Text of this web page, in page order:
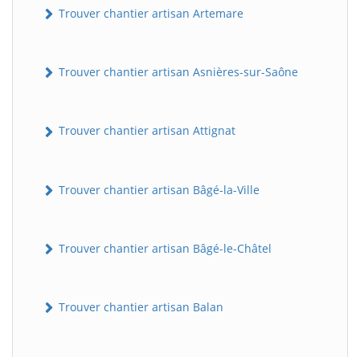
Trouver chantier artisan Artemare
Trouver chantier artisan Asnières-sur-Saône
Trouver chantier artisan Attignat
Trouver chantier artisan Bâgé-la-Ville
Trouver chantier artisan Bâgé-le-Châtel
Trouver chantier artisan Balan